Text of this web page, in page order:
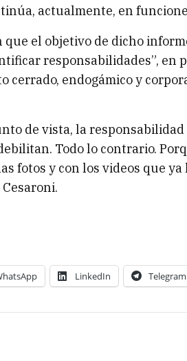
actualmente, en
el objetivo de dicho
responsabilidades”, en
cerrado, endogámico y
de vista, la
Todo lo contrario.
fotos y con los videos que
LinkedIn Telegram